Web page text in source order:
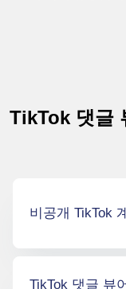
TikTok 댓글
비공개 TikTok
TikTok 댓글 뷰